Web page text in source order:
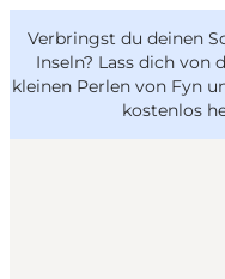
Verbringst du deinen
Inseln? Lass dich von
kleinen Perlen von Fyn
kostenlos
VisitFyn
Deutsch